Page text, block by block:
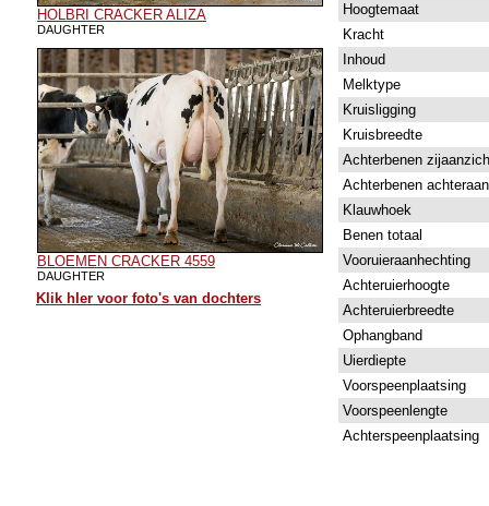
HOLBRI CRACKER ALIZA
DAUGHTER
BLOEMEN CRACKER 4559
DAUGHTER
Klik hIer voor foto's van dochters
Hoogtemaat
Kracht
Inhoud
Melktype
Kruisligging
Kruisbreedte
Achterbenen
Achterbenen
Klauwhoek
Benen totaal
Vooruieraanhechting
Achteruierhoogte
Achteruierbreedte
Ophangband
Uierdiepte
Voorspeenplaatsing
Voorspeenlengte
Achterspeenplaatsing